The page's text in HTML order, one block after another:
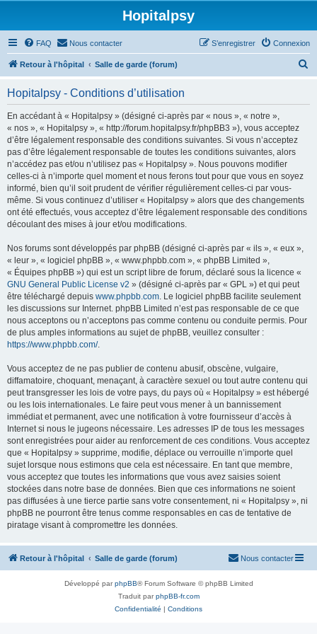
Hopitalpsy
FAQ Nous contacter Connexion
S’enregistrer
Retour à l'hôpital Salle de garde (forum)
Hopitalpsy - Conditions d’utilisation
En accédant à « Hopitalpsy » (désigné ci-après par « nous », « notre »,
« nos », « Hopitalpsy », « http://forum.hopitalpsy.fr/phpBB3 »), vous acceptez
d’être légalement responsable des conditions suivantes. Si vous n’acceptez
pas d’être légalement responsable de toutes les conditions suivantes, alors
n’accédez pas et/ou n’utilisez pas « Hopitalpsy ». Nous pouvons modifier
celles-ci à n’importe quel moment et nous ferons tout pour que vous en soyez
informé, bien qu’il soit prudent de vérifier régulièrement celles-ci par vous-
même. Si vous continuez d’utiliser « Hopitalpsy » alors que des changements
ont été effectués, vous acceptez d’être légalement responsable des conditions
découlant des mises à jour et/ou modifications.
Nos forums sont développés par phpBB (désigné ci-après par « ils », « eux »,
« leur », « logiciel phpBB », « www.phpbb.com », « phpBB Limited »,
« Équipes phpBB ») qui est un script libre de forum, déclaré sous la licence «
GNU General Public License v2 » (désigné ci-après par « GPL ») et qui peut
être téléchargé depuis www.phpbb.com. Le logiciel phpBB facilite seulement
les discussions sur Internet. phpBB Limited n’est pas responsable de ce que
nous acceptons ou n’acceptons pas comme contenu ou conduite permis. Pour
de plus amples informations au sujet de phpBB, veuillez consulter :
https://www.phpbb.com/.
Vous acceptez de ne pas publier de contenu abusif, obscène, vulgaire,
diffamatoire, choquant, menaçant, à caractère sexuel ou tout autre contenu qui
peut transgresser les lois de votre pays, du pays où « Hopitalpsy » est hébergé
ou les lois internationales. Le faire peut vous mener à un bannissement
immédiat et permanent, avec une notification à votre fournisseur d’accès à
Internet si nous le jugeons nécessaire. Les adresses IP de tous les messages
sont enregistrées pour aider au renforcement de ces conditions. Vous acceptez
que « Hopitalpsy » supprime, modifie, déplace ou verrouille n’importe quel
sujet lorsque nous estimons que cela est nécessaire. En tant que membre,
vous acceptez que toutes les informations que vous avez saisies soient
stockées dans notre base de données. Bien que ces informations ne soient
pas diffusées à une tierce partie sans votre consentement, ni « Hopitalpsy », ni
phpBB ne pourront être tenus comme responsables en cas de tentative de
piratage visant à compromettre les données.
Retour à l'hôpital Salle de garde (forum) Nous contacter
Développé parphpBB® Forum Software © phpBB Limited
Traduit parphpBB-fr.com
Confidentialité | Conditions